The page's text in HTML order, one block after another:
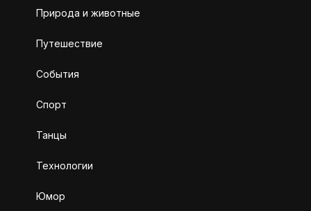
Природа и животные
Путешествие
События
Спорт
Танцы
Технологии
Юмор